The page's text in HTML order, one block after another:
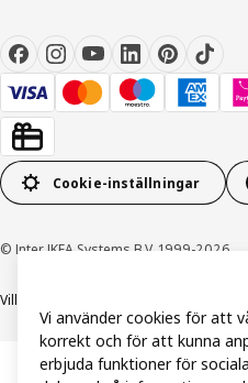
Cookie-inställningar
© Inter IKEA Systems B.V. 1999-2026
Villkor
Vi använder cookies för att
korrekt och för att kunna
erbjuda funktioner för